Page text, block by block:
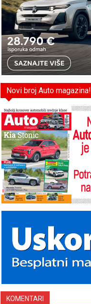
Novi broj Auto magazina!
KOMENTARI